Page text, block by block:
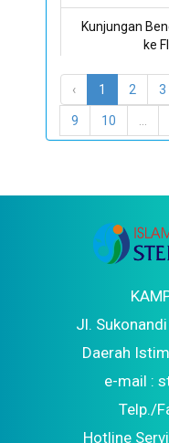
Kunjungan
ke
STEI
Kuliah Motivasi
‹ 1 2 3
9 10
Jl.
Daerah
e-mail :
Telp./
Hotline